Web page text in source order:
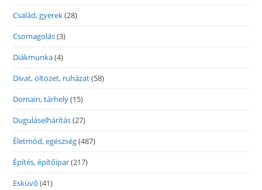
Család, gyerek(28)
Csomagolás(3)
Diákmunka(4)
Divat, öltözet, ruházat(58)
Domain, tárhely(15)
Duguláselhárítás(27)
Életmód, egészség(487)
Építés, építőipar(217)
Esküvő (41)